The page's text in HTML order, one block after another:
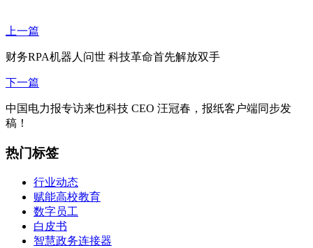
上一篇
财务RPA机器人问世 科技革命首先解放双手
下一篇
中国电力报专访来也科技 CEO 汪冠春，报纸客户端同步发
稿！
热门标签
行业动态
赋能高校教育
数字员工
白皮书
智慧政务连接器